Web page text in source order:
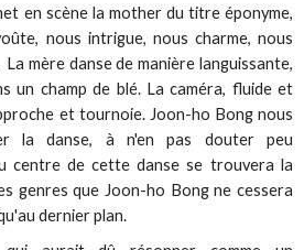
en scène la mother du titre éponyme,
nous intrigue, nous charme, nous
mère danse de manière languissante,
un champ de blé. La caméra, fluide et
et tournoie. Joon-ho Bong nous
la danse, à n'en pas douter peu
centre de cette danse se trouvera la
genres que Joon-ho Bong ne cessera
dernier plan.